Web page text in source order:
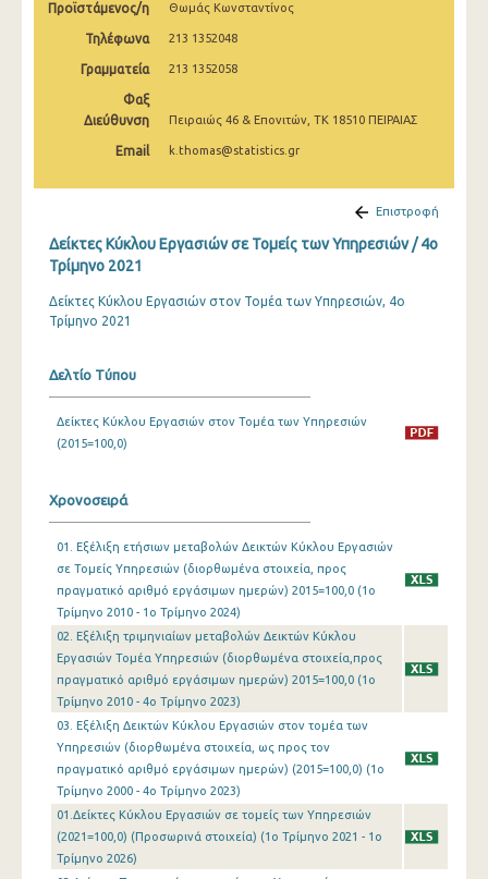
3o Τρίμηνο 2021
2o Τρίμηνο 2021
1o Τρίμηνο 2021
4o Τρίμηνο 2020
3o Τρίμηνο 2020
2o Τρίμηνο 2020
1o Τρίμηνο 2020
4o Τρίμηνο 2019
1o Τρίμηνο 2019
3o Τρίμηνο 2018
2o Τρίμηνο 2018
1o Τρίμηνο 2018
4o Τρίμηνο 2017
3o Τρίμηνο 2017
2o Τρίμηνο 2017
1o Τρίμηνο 2017
3o Τρίμηνο 2016
2o Τρίμηνο 2016
Προϊστάμενος/η Θωμάς Κωνσταντίνος
Τηλέφωνα 213 1352048
Γραμματεία 213 1352058
Φαξ
Διεύθυνση
Πειραιώς 46 & Επονιτών, ΤΚ 18510 ΠΕΙΡΑΙΑΣ
Email k.thomas@statistics.gr
Επιστροφή
Δείκτες Κύκλου Εργασιών σε Τομείς των Υπηρεσιών / 4o
Τρίμηνο 2021
Δείκτες Κύκλου Εργασιών στον Τομέα των Υπηρεσιών, 4ο
Τρίμηνο 2021
Δελτίο Τύπου
Δείκτες Κύκλου Εργασιών στον Τομέα των Υπηρεσιών
(2015=100,0)
Χρονοσειρά
01. Εξέλιξη ετήσιων μεταβολών Δεικτών Κύκλου Εργασιών
σε Τομείς Υπηρεσιών (διορθωμένα στοιχεία, προς
πραγματικό αριθμό εργάσιμων ημερών) 2015=100,0 (1o
Τρίμηνο 2010 - 1o Τρίμηνο 2024)
02. Εξέλιξη τριμηνιαίων μεταβολών Δεικτών Κύκλου
Εργασιών Τομέα Υπηρεσιών (διορθωμένα στοιχεία,προς
πραγματικό αριθμό εργάσιμων ημερών) 2015=100,0 (1o
Τρίμηνο 2010 - 4o Τρίμηνο 2023)
03. Εξέλιξη Δεικτών Κύκλου Εργασιών στον τομέα των
Υπηρεσιών (διορθωμένα στοιχεία, ως προς τον
πραγματικό αριθμό εργάσιμων ημερών) (2015=100,0) (1o
Τρίμηνο 2000 - 4o Τρίμηνο 2023)
01.Δείκτες Κύκλου Εργασιών σε τομείς των Υπηρεσιών
(2021=100,0) (Προσωρινά στοιχεία) (1o Τρίμηνο 2021 - 1o
Τρίμηνο 2026)